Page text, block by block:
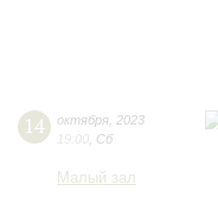
14 октября 2023
19:00 Сб
Малый зал